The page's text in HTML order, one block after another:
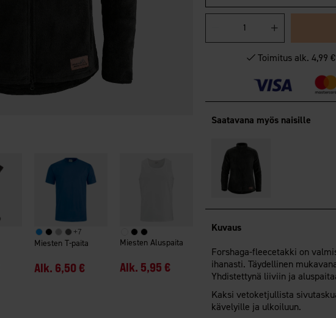
+7
Miesten T-paita
Alk. 6,50 €
Miesten Aluspaita
Alk. 5,95 €
Toimitus alk. 4,99
Saatavana myös naisille
Kuvaus
Forshaga-fleecetakki on
ihanasti. Täydellinen
Yhdistettynä liiviin ja
Kaksi vetoketjullista
kävelyille ja ulkoiluun.